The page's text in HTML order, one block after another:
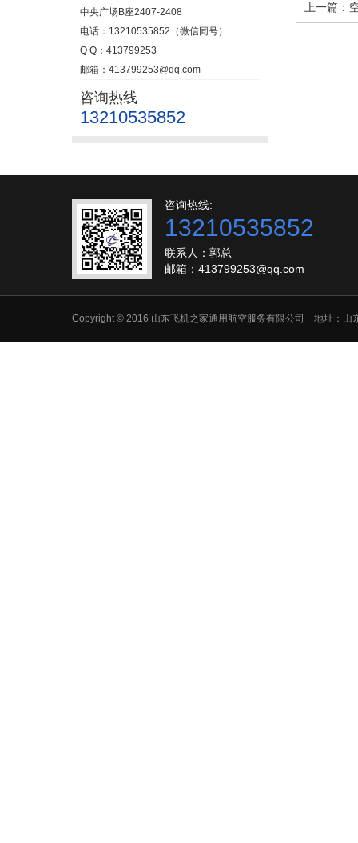
中央广场B座2407-2408
电话：13210535852（微信同号）
Q Q：413799253
邮箱：413799253@qq.com
咨询热线
13210535852
上一篇：
咨询热线:
13210535852
联系人：郭总
邮箱：413799253@qq.com
Copyright © 2016 山东飞机之家通用航空服务有限公司 地址：山